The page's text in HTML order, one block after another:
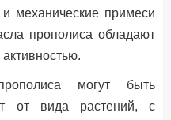
механические примеси
прополиса обладают
могут быть
от вида растений, с